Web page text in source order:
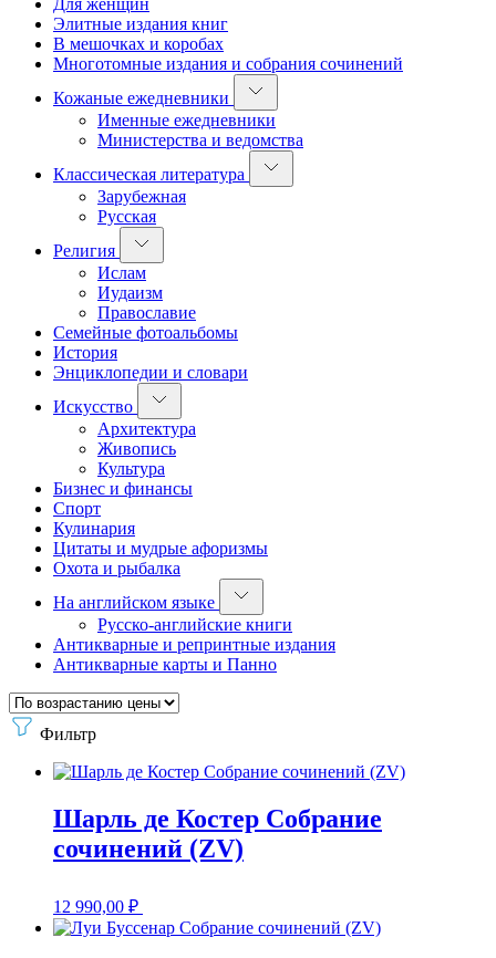
Элитные издания книг
В мешочках и коробах
Многотомные издания и собрания сочинений
Кожаные ежедневники
Именные ежедневники
Министерства и ведомства
Классическая литература
Зарубежная
Русская
Религия
Ислам
Иудаизм
Православие
Семейные фотоальбомы
История
Энциклопедии и словари
Искусство
Архитектура
Живопись
Культура
Бизнес и финансы
Спорт
Кулинария
Цитаты и мудрые афоризмы
Охота и рыбалка
На английском языке
Русско-английские книги
Антикварные и репринтные издания
Антикварные карты и Панно
Фильтр
Шарль де Костер Собрание
сочинений (ZV)
12 990,00 ₽